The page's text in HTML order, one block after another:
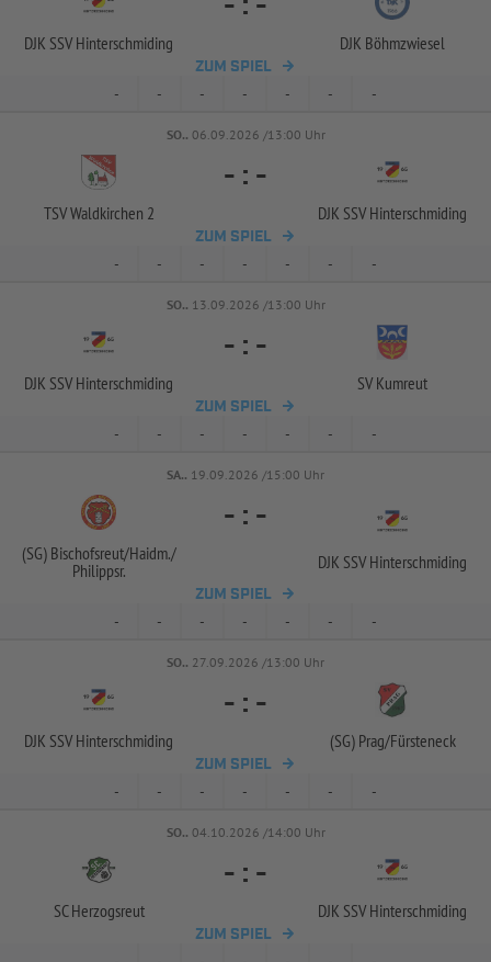
DJK SSV Hinterschmiding DJK Böhmzwiesel
ZUM SPIEL
- - - - - - -
SO.. 06.09.2026 /13:00 Uhr
TSV Waldkirchen 2
- : -
DJK SSV Hinterschmiding
ZUM SPIEL
- - - - - - -
SO.. 13.09.2026 /13:00 Uhr
DJK SSV Hinterschmiding
- : -
SV Kumreut
ZUM SPIEL
- - - - - - -
SA.. 19.09.2026 /15:00 Uhr
(SG) Bischofsreut/Haidm./
Philippsr.
- : -
DJK SSV Hinterschmiding
ZUM SPIEL
- - - - - - -
SO.. 27.09.2026 /13:00 Uhr
DJK SSV Hinterschmiding
- : -
(SG) Prag/Fürsteneck
ZUM SPIEL
- - - - - - -
SO.. 04.10.2026 /14:00 Uhr
SC Herzogsreut
- : -
DJK SSV Hinterschmiding
ZUM SPIEL